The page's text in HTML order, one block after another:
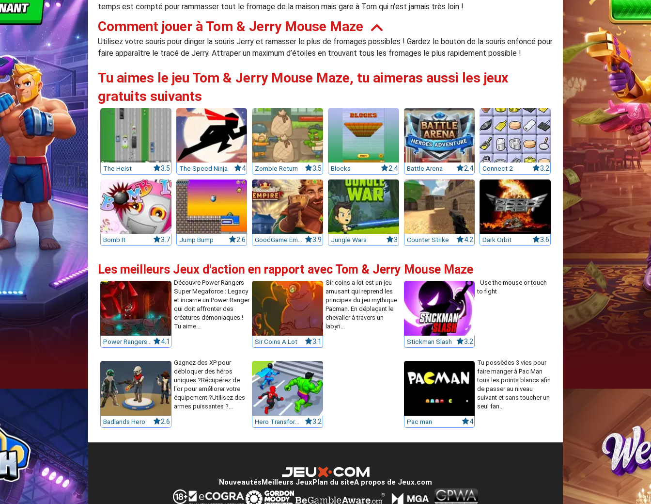
temps est compté pour rammasser tout le fromage de la maison mais gare à Tom qui n'est jamais très loin !
Comment jouer à Tom & Jerry Mouse Maze
Utilisez votre souris pour diriger la souris Jerry et ramasser le plus de fromages possibles ! Gardez le bouton de la souris enfoncé pour
faire apparaître le tracé de Jerry. Attraper un maximum d’étoiles en trouvant tous les fromages le plus rapidement possible !
Tu aimes le jeu Tom & Jerry Mouse Maze, tu aimeras aussi les jeux
gratuits suivants
The Heist 3.5 The Speed Ninja 4 Zombie Return 3.5 Blocks 2.4 Battle Arena 2.4 Connect 2 3.2
Bomb It 3.7 Jump Bump 2.6 GoodGame Empire 3.9 Jungle Wars 3 Counter Strike 4.2 Dark Orbit 3.6
Les meilleurs Jeux d'action en rapport avec Tom & Jerry Mouse Maze
4.1
Découvre Power Rangers
Super Megaforce : Legacy
et incarne un Power Ranger
qui doit affronter des
créatures démoniaques !
Tu aime...
Sir Coins A Lot 3.1
Sir coins a lot est un jeu
amusant qui reprend les
principes du jeu mythique
Pacman. En déplaçant le
chevalier à travers un
labyri...
Stickman Slash 3.2
Use the mouse or touch
to fight
Badlands Hero 2.6
Gagnez des XP pour
débloquer des héros
uniques ?Récupérez de
l'or pour améliorer votre
équipement ?Utilisez des
armes puissantes ?...
Hero Transform Race 3.2 Pac man 4
Tu possèdes 3 vies pour
faire manger à Pac Man
tous les points blancs afin
de passer au niveau
suivant et sans toucher un
seul fan...
Nouveautés Meilleurs JeuxPlan du siteA propos de Jeux.com